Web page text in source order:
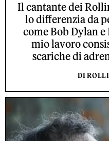
Il cantante dei
lo differenzia da
come Bob Dylan
mio lavoro
scariche di
DI